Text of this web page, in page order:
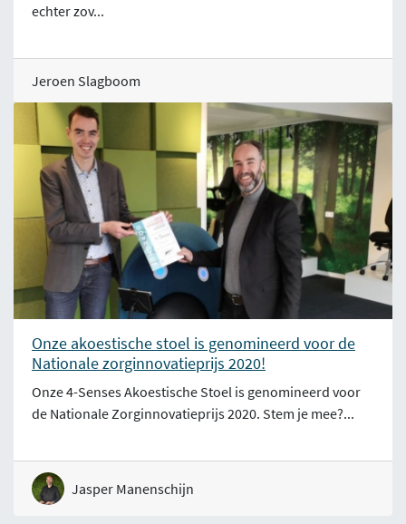
echter zov...
Jeroen Slagboom
Onze akoestische stoel is genomineerd voor de
Nationale zorginnovatieprijs 2020!
Onze 4-Senses Akoestische Stoel is genomineerd voor
de Nationale Zorginnovatieprijs 2020. Stem je mee?...
Jasper Manenschijn